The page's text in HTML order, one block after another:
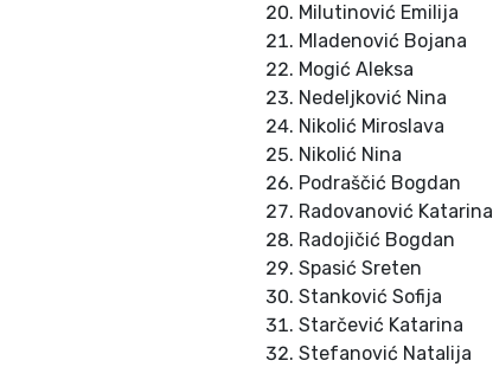
Milutinović Emilija
Mladenović Bojana
Mogić Aleksa
Nedeljković Nina
Nikolić Miroslava
Nikolić Nina
Podraščić Bogdan
Radovanović Katarina
Radojičić Bogdan
Spasić Sreten
Stanković Sofija
Starčević Katarina
Stefanović Natalija